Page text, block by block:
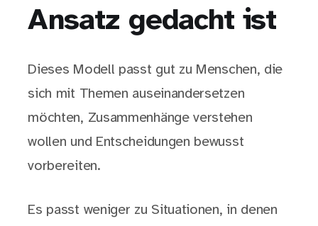
Ansatz gedacht ist
Dieses Modell passt gut zu Menschen, die
sich mit Themen auseinandersetzen
möchten, Zusammenhänge verstehen
wollen und Entscheidungen bewusst
vorbereiten.
Es passt weniger zu Situationen, in denen